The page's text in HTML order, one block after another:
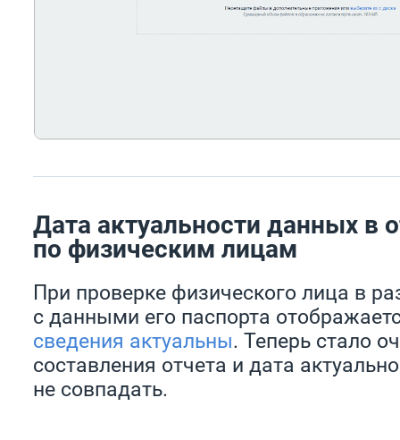
Дата актуальности данных в
по физическим лицам
При проверке физического лица в
с данными его паспорта
сведения актуальны. Теперь стало
составления отчета и дата
не совпадать.